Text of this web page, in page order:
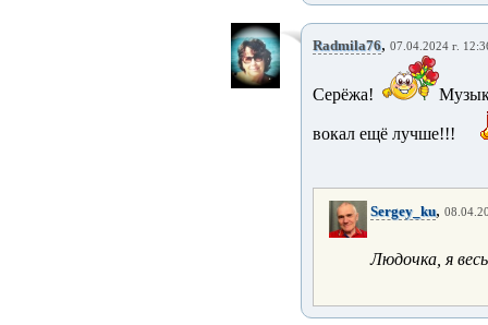
Radmila76, 07.04.2024 г.
Серёжа!
вокал ещё лучше!!!
Sergey_ku,
Людочка, я